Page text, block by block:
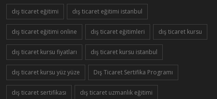
dış ticaret eğitimi dış ticaret eğitimi istanbul
dış ticaret eğitimi online dış ticaret eğitimleri dış ticaret kursu
dış ticaret kursu fiyatları dış ticaret kursu istanbul
dış ticaret kursu yüz yüze Dış Ticaret Sertifika Programı
dış ticaret sertifikası dış ticaret uzmanlık eğitimi